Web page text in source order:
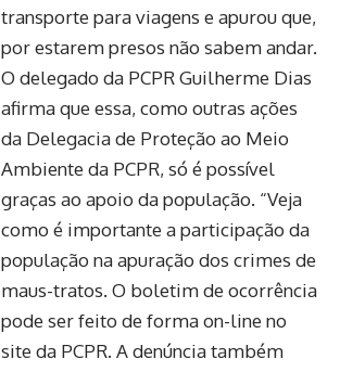
transporte para viagens e apurou que,
por estarem presos não sabem andar.
O delegado da PCPR Guilherme Dias
afirma que essa, como outras ações
da Delegacia de Proteção ao Meio
Ambiente da PCPR, só é possível
graças ao apoio da população. “Veja
como é importante a participação da
população na apuração dos crimes de
maus-tratos. O boletim de ocorrência
pode ser feito de forma on-line no
site da PCPR. A denúncia também